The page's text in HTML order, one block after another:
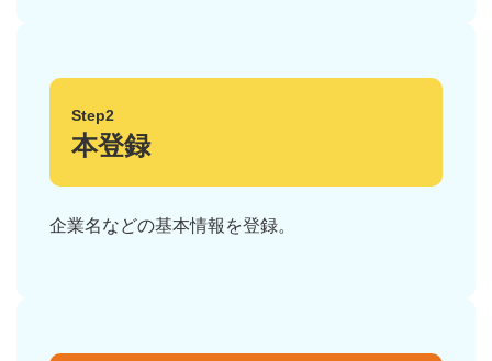
Step2
本登録
企業名などの基本情報を登録。